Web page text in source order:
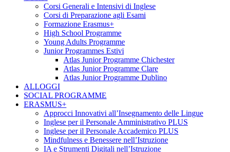
Corsi Generali e Intensivi di Inglese
Corsi di Preparazione agli Esami
Formazione Erasmus+
High School Programme
Young Adults Programme
Junior Programmes Estivi
Atlas Junior Programme Chichester
Atlas Junior Programme Clare
Atlas Junior Programme Dublino
ALLOGGI
SOCIAL PROGRAMME
ERASMUS+
Approcci Innovativi all’Insegnamento delle Lingue
Inglese per il Personale Amministrativo PLUS
Inglese per il Personale Accademico PLUS
Mindfulness e Benessere nell’Istruzione
IA e Strumenti Digitali nell’Istruzione